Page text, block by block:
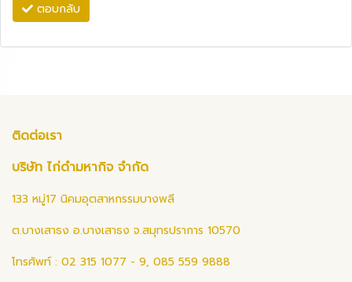
ตอบกลับ
ติดต่อเรา
บริษัท ไก่ดำมหากิจ จำกัด
133 หมู่17 นิคมอุตสาหกรรมบางพลี
ต.บางเสาธง อ.บางเสาธง จ.สมุทรปราการ 10570
โทรศัพท์ : 02 315 1077 - 9, 085 559 9888